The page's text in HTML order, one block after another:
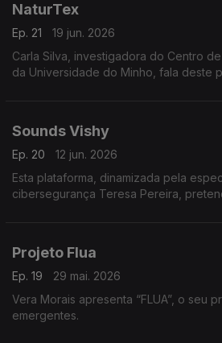
NaturTex
Ep. 21
19 jun. 2026
Carla Silva, investigadora do Centro
da Universidade do Minho, fala deste
Sounds Vishy
Ep. 20
12 jun. 2026
Esta plataforma, dinamizada pela
cibersegurança Teresa Pereira,
Projeto Flua
Ep. 19
29 mai. 2026
Vera Morais apresenta “FLUA”, o seu
emergentes.